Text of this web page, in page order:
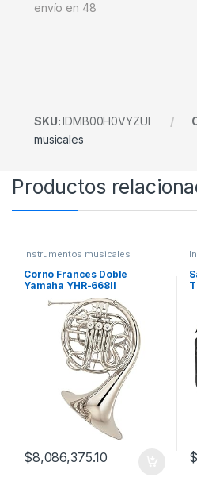
envío en 48
SKU:IDMB00H0VYZUI
musicales
Productos
Instrumentos musicales
Corno Frances Doble
Yamaha YHR-668II
Professional F Bb
$8,086,375.10 $